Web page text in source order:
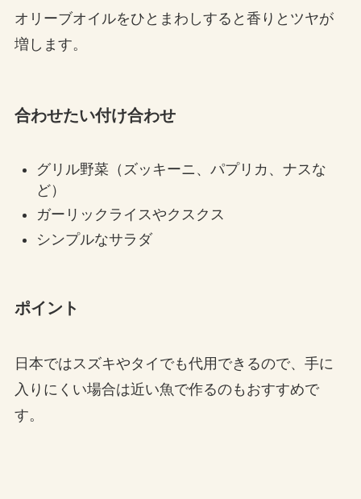
オリーブオイルをひとまわしすると香りとツヤが
増します。
合わせたい付け合わせ
グリル野菜（ズッキーニ、パプリカ、ナスな
ど）
ガーリックライスやクスクス
シンプルなサラダ
ポイント
日本ではスズキやタイでも代用できるので、手に
入りにくい場合は近い魚で作るのもおすすめで
す。